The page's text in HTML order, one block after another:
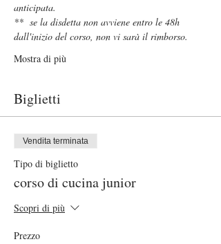
anticipata.
**  se la disdetta non avviene entro le 48h
dall'inizio del corso, non vi sarà il rimborso.
Mostra di più
Biglietti
Vendita terminata
Tipo di biglietto
corso di cucina junior
Scopri di più
Prezzo